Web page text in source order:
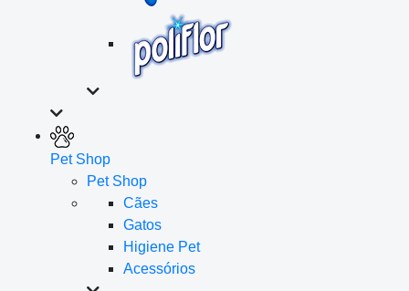
Pet Shop
Pet Shop
Cães
Gatos
Higiene Pet
Acessórios